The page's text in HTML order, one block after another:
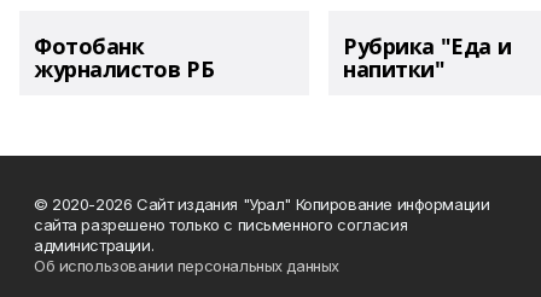
Фотобанк
журналистов РБ
Рубрика "Еда и
напитки"
© 2020-2026 Сайт издания "Урал" Копирование информации
сайта разрешено только с письменного согласия
администрации.
Об использовании персональных данных